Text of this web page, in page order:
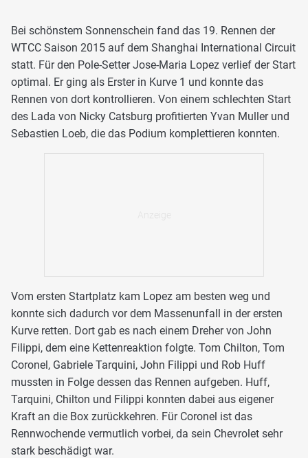
Bei schönstem Sonnenschein fand das 19. Rennen der
WTCC Saison 2015 auf dem Shanghai International Circuit
statt. Für den Pole-Setter Jose-Maria Lopez verlief der Start
optimal. Er ging als Erster in Kurve 1 und konnte das
Rennen von dort kontrollieren. Von einem schlechten Start
des Lada von Nicky Catsburg profitierten Yvan Muller und
Sebastien Loeb, die das Podium komplettieren konnten.
Vom ersten Startplatz kam Lopez am besten weg und
konnte sich dadurch vor dem Massenunfall in der ersten
Kurve retten. Dort gab es nach einem Dreher von John
Filippi, dem eine Kettenreaktion folgte. Tom Chilton, Tom
Coronel, Gabriele Tarquini, John Filippi und Rob Huff
mussten in Folge dessen das Rennen aufgeben. Huff,
Tarquini, Chilton und Filippi konnten dabei aus eigener
Kraft an die Box zurückkehren. Für Coronel ist das
Rennwochende vermutlich vorbei, da sein Chevrolet sehr
stark beschädigt war.